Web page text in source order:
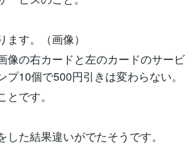
す。（画像）
像の右カードと左のカードのサービ
プ10個で500円引きは変わらない。
です。
た結果違いがでたそうです。